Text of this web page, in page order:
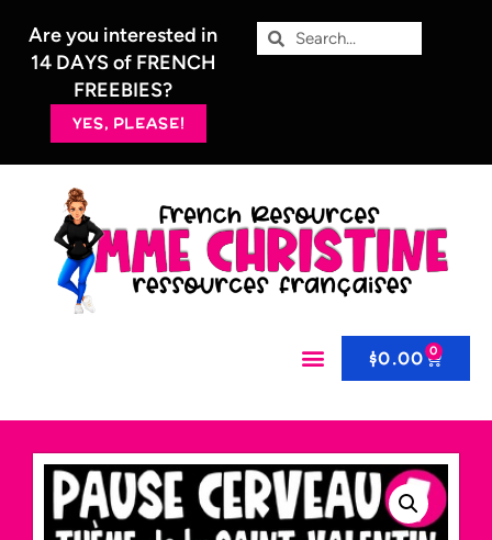
Are you interested in
14 DAYS of FRENCH
FREEBIES?
YES, PLEASE!
$0.00 0